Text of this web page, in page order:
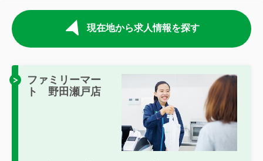
現在地から求人情報を探す
ファミリーマー
ト 野田瀬戸店